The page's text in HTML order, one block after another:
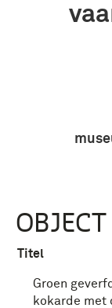
OBJECT
Titel
Groen
kokarde met